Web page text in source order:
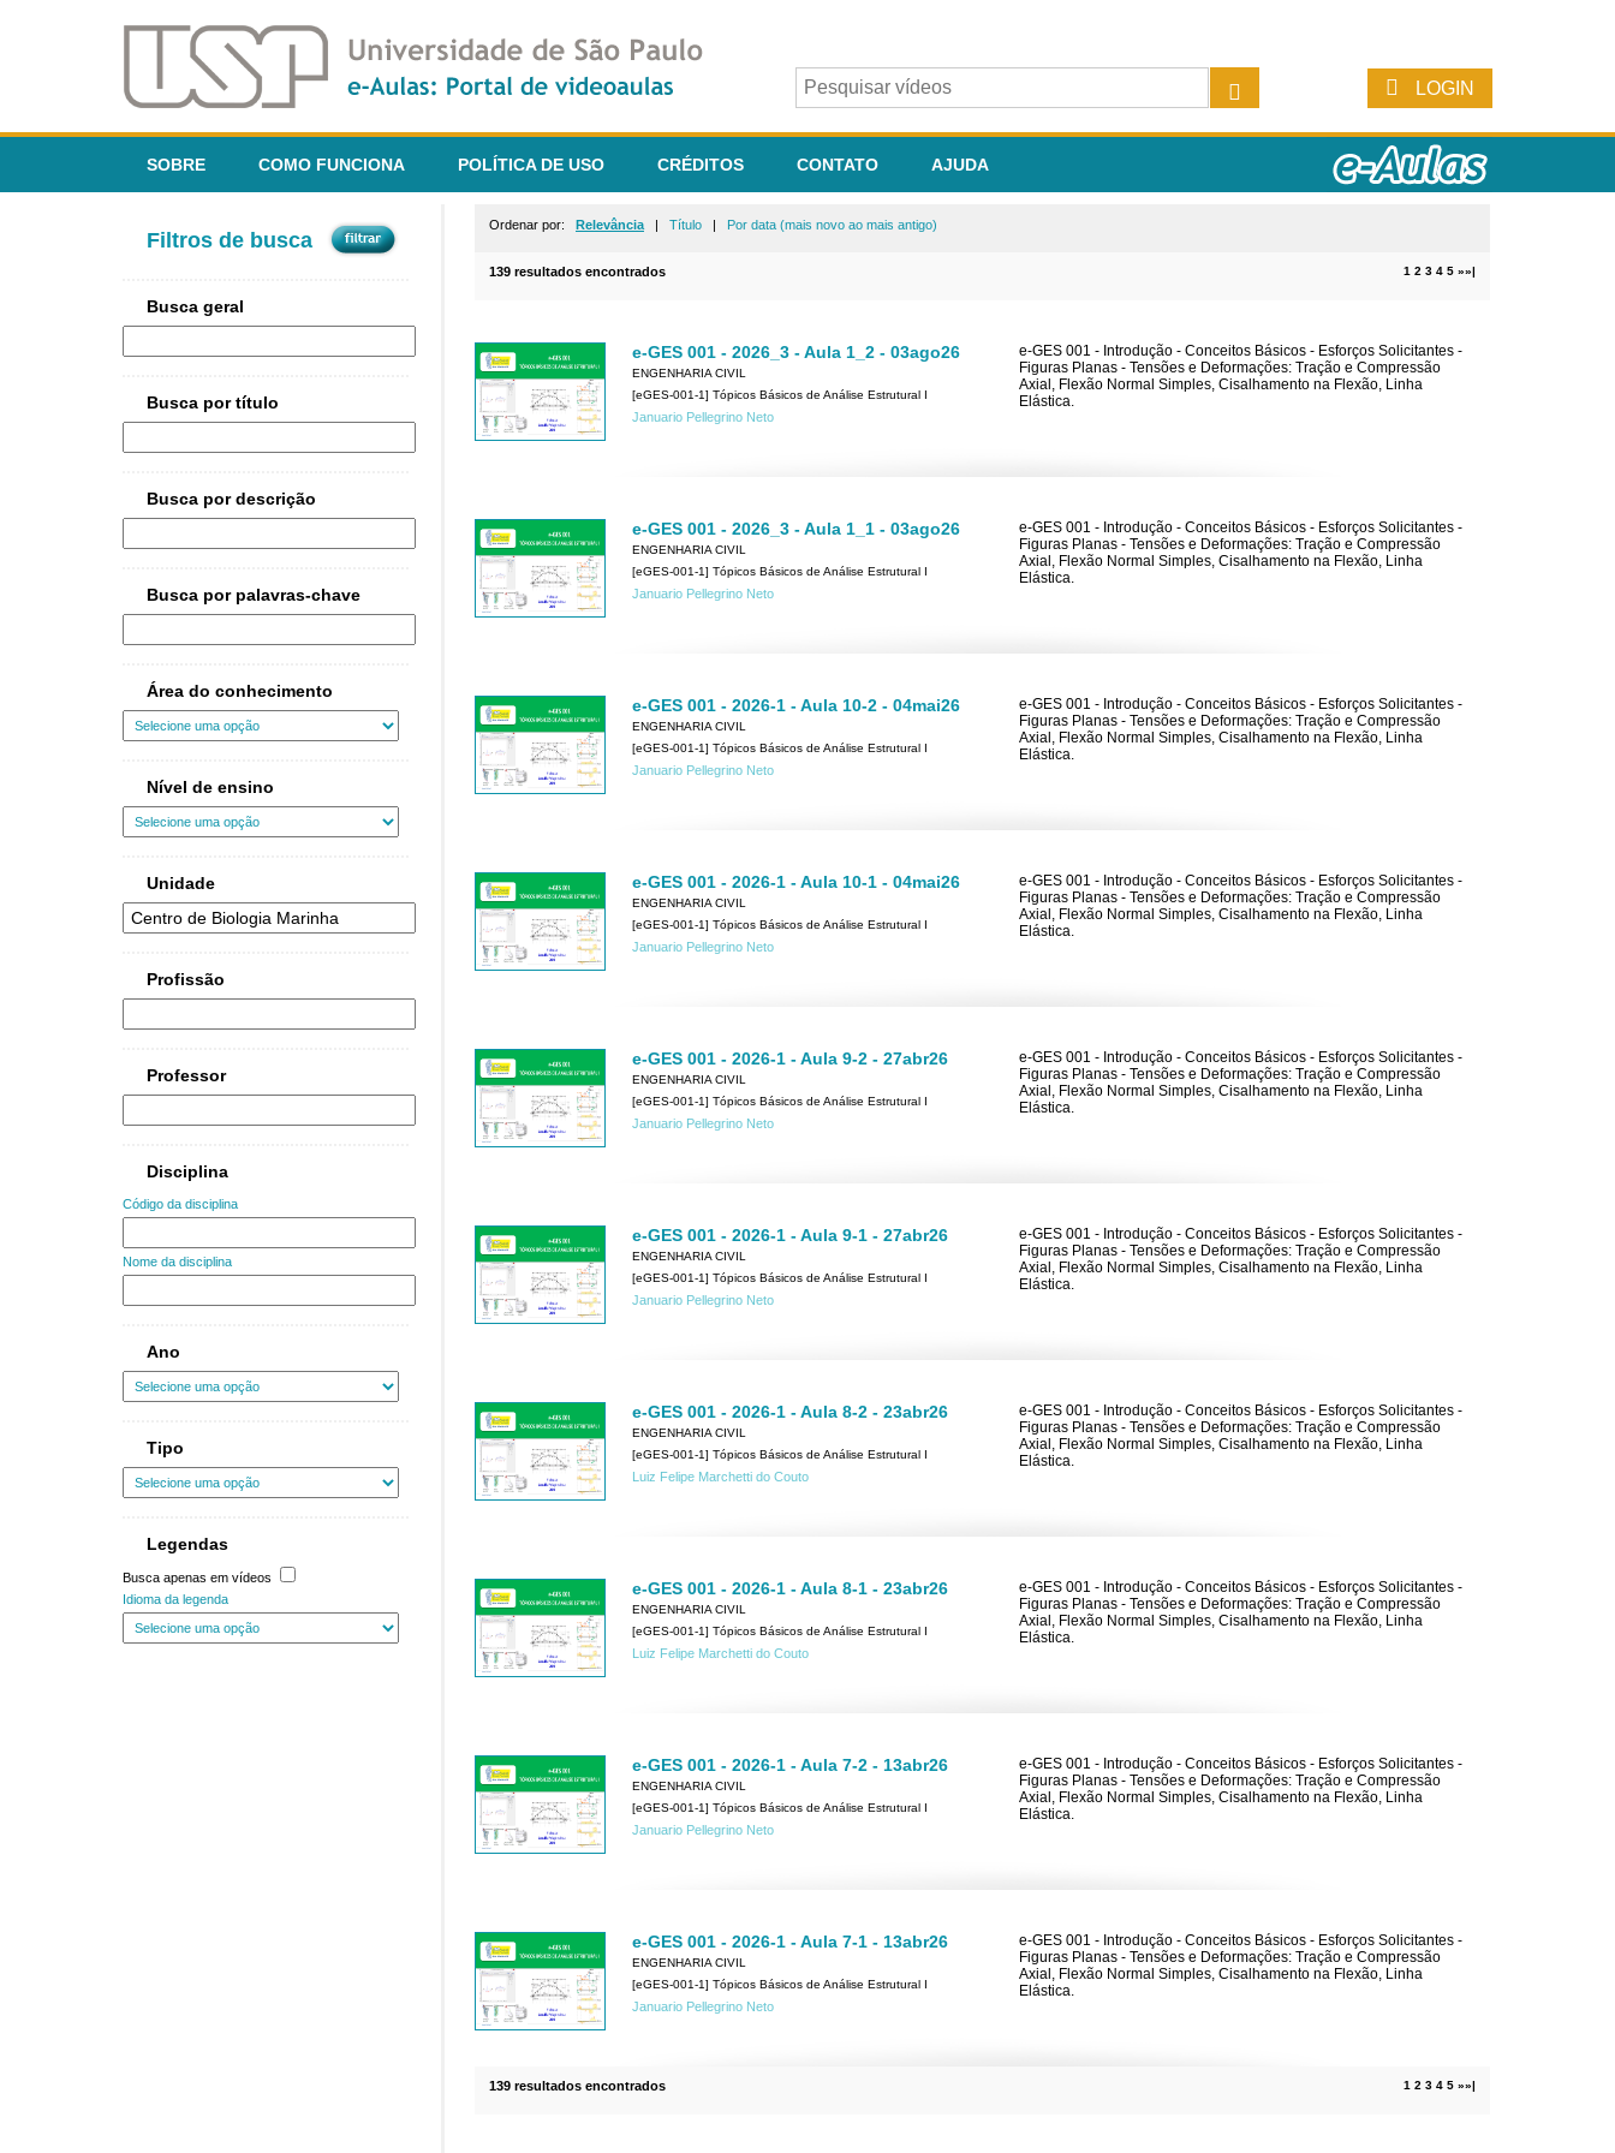
LOGIN
SOBRE COMO FUNCIONA POLÍTICA DE USO CRÉDITOS CONTATO AJUDA
Filtros de busca
Busca geral
Busca por título
Busca por descrição
Busca por palavras-chave
Área do conhecimento
Nível de ensino
Unidade
Profissão
Professor
Disciplina
Código da disciplina
Nome da disciplina
Ano
Tipo
Legendas
Busca apenas em vídeos
Idioma da legenda
Ordenar por: Relevância | Título | Por data (mais novo ao mais antigo)
1 2 3 4 5 »»|
139 resultados encontrados
e-GES 001 - 2026_3 - Aula 1_2 - 03ago26
ENGENHARIA CIVIL
[eGES-001-1] Tópicos Básicos de Análise Estrutural I
Januario Pellegrino Neto
e-GES 001 - Introdução - Conceitos Básicos - Esforços Solicitantes -
Figuras Planas - Tensões e Deformações: Tração e Compressão
Axial, Flexão Normal Simples, Cisalhamento na Flexão, Linha
Elástica.
e-GES 001 - 2026_3 - Aula 1_1 - 03ago26
ENGENHARIA CIVIL
[eGES-001-1] Tópicos Básicos de Análise Estrutural I
Januario Pellegrino Neto
e-GES 001 - Introdução - Conceitos Básicos - Esforços Solicitantes -
Figuras Planas - Tensões e Deformações: Tração e Compressão
Axial, Flexão Normal Simples, Cisalhamento na Flexão, Linha
Elástica.
e-GES 001 - 2026-1 - Aula 10-2 - 04mai26
ENGENHARIA CIVIL
[eGES-001-1] Tópicos Básicos de Análise Estrutural I
Januario Pellegrino Neto
e-GES 001 - Introdução - Conceitos Básicos - Esforços Solicitantes -
Figuras Planas - Tensões e Deformações: Tração e Compressão
Axial, Flexão Normal Simples, Cisalhamento na Flexão, Linha
Elástica.
e-GES 001 - 2026-1 - Aula 10-1 - 04mai26
ENGENHARIA CIVIL
[eGES-001-1] Tópicos Básicos de Análise Estrutural I
Januario Pellegrino Neto
e-GES 001 - Introdução - Conceitos Básicos - Esforços Solicitantes -
Figuras Planas - Tensões e Deformações: Tração e Compressão
Axial, Flexão Normal Simples, Cisalhamento na Flexão, Linha
Elástica.
e-GES 001 - 2026-1 - Aula 9-2 - 27abr26
ENGENHARIA CIVIL
[eGES-001-1] Tópicos Básicos de Análise Estrutural I
Januario Pellegrino Neto
e-GES 001 - Introdução - Conceitos Básicos - Esforços Solicitantes -
Figuras Planas - Tensões e Deformações: Tração e Compressão
Axial, Flexão Normal Simples, Cisalhamento na Flexão, Linha
Elástica.
e-GES 001 - 2026-1 - Aula 9-1 - 27abr26
ENGENHARIA CIVIL
[eGES-001-1] Tópicos Básicos de Análise Estrutural I
Januario Pellegrino Neto
e-GES 001 - Introdução - Conceitos Básicos - Esforços Solicitantes -
Figuras Planas - Tensões e Deformações: Tração e Compressão
Axial, Flexão Normal Simples, Cisalhamento na Flexão, Linha
Elástica.
e-GES 001 - 2026-1 - Aula 8-2 - 23abr26
ENGENHARIA CIVIL
[eGES-001-1] Tópicos Básicos de Análise Estrutural I
Luiz Felipe Marchetti do Couto
e-GES 001 - Introdução - Conceitos Básicos - Esforços Solicitantes -
Figuras Planas - Tensões e Deformações: Tração e Compressão
Axial, Flexão Normal Simples, Cisalhamento na Flexão, Linha
Elástica.
e-GES 001 - 2026-1 - Aula 8-1 - 23abr26
ENGENHARIA CIVIL
[eGES-001-1] Tópicos Básicos de Análise Estrutural I
Luiz Felipe Marchetti do Couto
e-GES 001 - Introdução - Conceitos Básicos - Esforços Solicitantes -
Figuras Planas - Tensões e Deformações: Tração e Compressão
Axial, Flexão Normal Simples, Cisalhamento na Flexão, Linha
Elástica.
e-GES 001 - 2026-1 - Aula 7-2 - 13abr26
ENGENHARIA CIVIL
[eGES-001-1] Tópicos Básicos de Análise Estrutural I
Januario Pellegrino Neto
e-GES 001 - Introdução - Conceitos Básicos - Esforços Solicitantes -
Figuras Planas - Tensões e Deformações: Tração e Compressão
Axial, Flexão Normal Simples, Cisalhamento na Flexão, Linha
Elástica.
e-GES 001 - 2026-1 - Aula 7-1 - 13abr26
ENGENHARIA CIVIL
[eGES-001-1] Tópicos Básicos de Análise Estrutural I
Januario Pellegrino Neto
e-GES 001 - Introdução - Conceitos Básicos - Esforços Solicitantes -
Figuras Planas - Tensões e Deformações: Tração e Compressão
Axial, Flexão Normal Simples, Cisalhamento na Flexão, Linha
Elástica.
1 2 3 4 5 »»|
139 resultados encontrados